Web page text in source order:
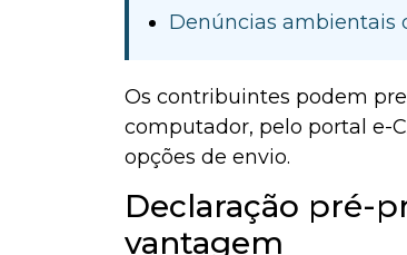
Denúncias ambientais
Os contribuintes podem
computador, pelo portal e-
opções de envio.
Declaração pré-
vantagem